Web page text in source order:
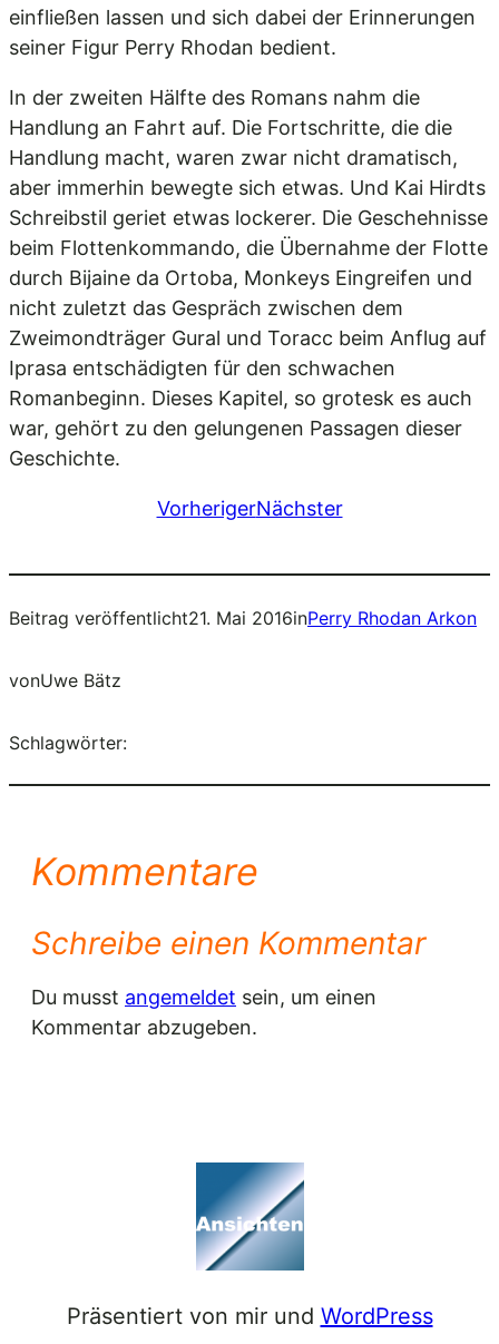
einfließen lassen und sich dabei der Erinnerungen
seiner Figur Perry Rhodan bedient.
In der zweiten Hälfte des Romans nahm die
Handlung an Fahrt auf. Die Fortschritte, die die
Handlung macht, waren zwar nicht dramatisch,
aber immerhin bewegte sich etwas. Und Kai Hirdts
Schreibstil geriet etwas lockerer. Die Geschehnisse
beim Flottenkommando, die Übernahme der Flotte
durch Bijaine da Ortoba, Monkeys Eingreifen und
nicht zuletzt das Gespräch zwischen dem
Zweimondträger Gural und Toracc beim Anflug auf
Iprasa entschädigten für den schwachen
Romanbeginn. Dieses Kapitel, so grotesk es auch
war, gehört zu den gelungenen Passagen dieser
Geschichte.
VorherigerNächster
Beitrag veröffentlicht21. Mai 2016inPerry Rhodan Arkon
vonUwe Bätz
Schlagwörter:
Kommentare
Schreibe einen Kommentar
Du musst angemeldet sein, um einen
Kommentar abzugeben.
Präsentiert von mir und WordPress